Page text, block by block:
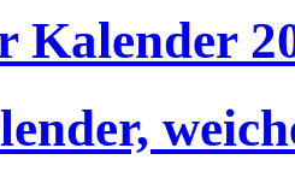
Kalender